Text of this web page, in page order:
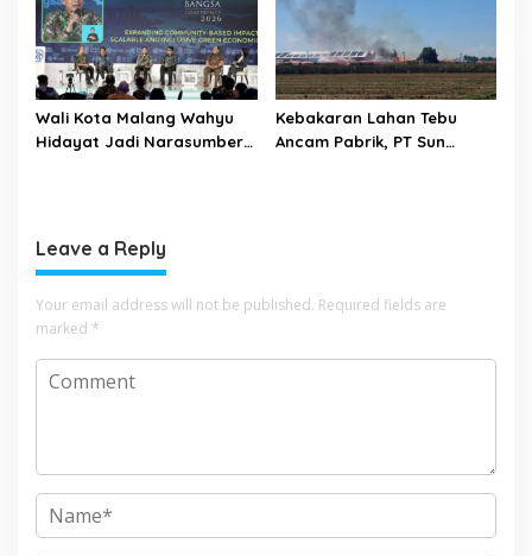
Wali Kota Malang Wahyu
Hidayat Jadi Narasumber
Kebakaran Lahan Tebu
Ancam Pabrik, PT Sun
Leave a Reply
Your email address will not be published. Required fields are
marked *